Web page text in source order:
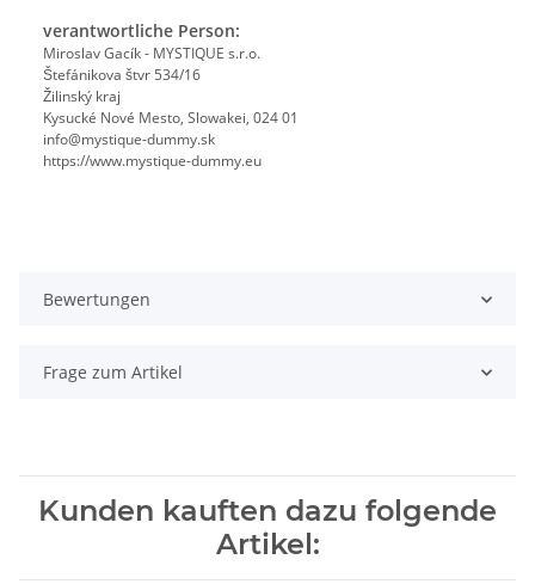
verantwortliche Person:
Miroslav Gacík - MYSTIQUE s.r.o.
Štefánikova štvr 534/16
Žilinský kraj
Kysucké Nové Mesto, Slowakei, 024 01
info@mystique-dummy.sk
https://www.mystique-dummy.eu
Bewertungen
Frage zum Artikel
Kunden kauften dazu folgende
Artikel: